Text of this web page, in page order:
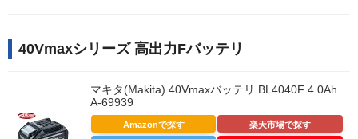
40Vmaxシリーズ 高出力Fバッテリ
マキタ(Makita) 40Vmaxバッテリ BL4040F 4.0Ah
A-69939
Amazonで探す 楽天市場で探す